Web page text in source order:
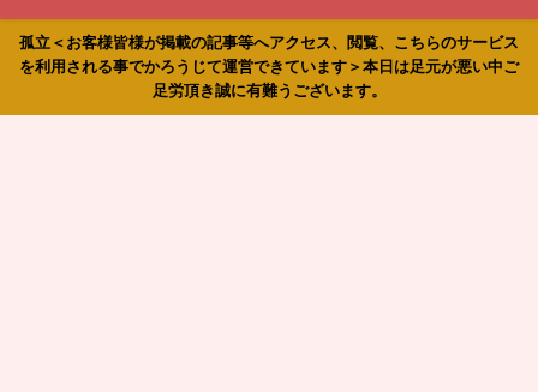
孤立＜お客様皆様が掲載の記事等へアクセス、閲覧、こちらのサービス
を利用される事でかろうじて運営できています＞本日は足元が悪い中ご
足労頂き誠に有難うございます。